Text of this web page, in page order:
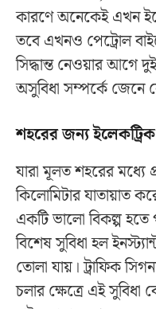
কারণে অনেকেই এখন
তবে এখনও পেট্রোল
সিদ্ধান্ত নেওয়ার আগে
অসুবিধা সম্পর্কে জেনে
শহরের জন্য
যারা মূলত শহরের মধ্যে
কিলোমিটার যাতায়াত
একটি ভালো বিকল্প হতে
বিশেষ সুবিধা হল
তোলা যায়। ট্রাফিক
চলার ক্ষেত্রে এই সুবিধা